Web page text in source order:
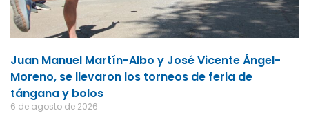
Juan Manuel Martín-Albo y José Vicente Ángel-
Moreno, se llevaron los torneos de feria de
tángana y bolos
6 de agosto de 2026